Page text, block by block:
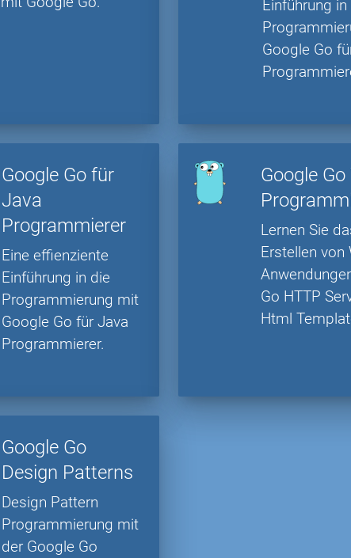
Einführung in
Google Go
Google Go für
Java
Programmierer
Eine effienziente
Einführung in die
Programmierung mit
Google Go für Java
Programmierer.
Google Go
Lernen Sie
Erstellen von
Go HTTP
Html
Google Go
Design Patterns
Design Pattern
Programmierung mit
der Google Go